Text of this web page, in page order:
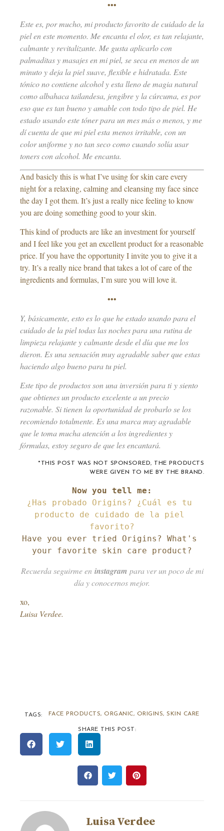
•••
Este es, por mucho, mi producto favorito de cuidado de la
piel en este momento. Me encanta el olor, es tan relajante,
calmante y revitalizante. Me gusta aplicarlo con
palmaditas y masajes en mi piel, se seca en menos de un
minuto y deja la piel suave, flexible e hidratada. Este
tónico no contiene alcohol y esta lleno de magia natural
como albahaca tailandesa, jengibre y la cúrcuma, es por
eso que es tan bueno y amable con todo tipo de piel. He
estado usando este tóner para un mes más o menos, y me
dí cuenta de que mi piel esta menos irritable, con un
color uniforme y no tan seco como cuando solía usar
toners con alcohol. Me encanta.
And basicly this is what I’ve using for skin care every
night for a relaxing, calming and cleansing my face since
the day I got them. It’s just a really nice feeling to know
you are doing something good to your skin.
This kind of products are like an investment for yourself
and I feel like you get an excellent product for a reasonable
price. If you have the opportunity I invite you to give it a
try. It’s a really nice brand that takes a lot of care of the
ingredients and formulas, I’m sure you will love it.
•••
Y, básicamente, esto es lo que he estado usando para el
cuidado de la piel todas las noches para una rutina de
limpieza relajante y calmante desde el día que me los
dieron. Es una sensación muy agradable saber que estas
haciendo algo bueno para tu piel.
Este tipo de productos son una inversión para ti y siento
que obtienes un producto excelente a un precio
razonable. Si tienen la oportunidad de probarlo se los
recomiendo totalmente. Es una marca muy agradable
que le toma mucha atención a los ingredientes y
fórmulas, estoy seguro de que les encantará.
*THIS POST WAS NOT SPONSORED, THE PRODUCTS
WERE GIVEN TO ME BY THE BRAND.
¿Has probado Origins? ¿Cuál es tu
producto de cuidado de la piel
Have you ever tried Origins? What's
your favorite skin care product?
Recuerda seguirme en instagram para ver un poco de mi
día y conocernos mejor.
xo,
Luisa Verdee.
TAGS: FACE PRODUCTS, ORGANIC, ORIGINS,SKIN CARE
SHARE THIS POST:
Luisa Verdee